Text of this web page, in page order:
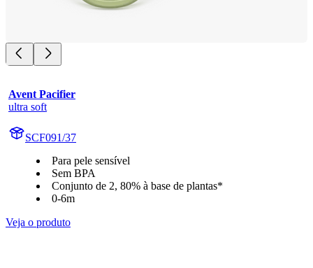
Avent Pacifier
ultra soft
SCF091/37
Para pele sensível
Sem BPA
Conjunto de 2, 80% à base de plantas*
0-6m
Veja o produto